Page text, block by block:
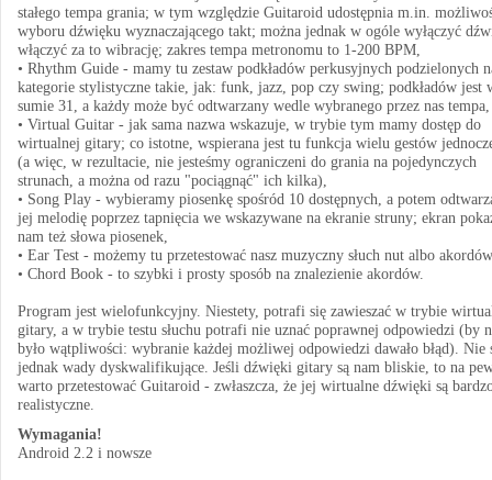
stałego tempa grania; w tym względzie Guitaroid udostępnia m.in.
wyboru dźwięku wyznaczającego takt; można jednak w ogóle wyłączyć
włączyć za to wibrację; zakres tempa metronomu to 1-200 BPM,
• Rhythm Guide - mamy tu zestaw podkładów perkusyjnych podzielonych
kategorie stylistyczne takie, jak: funk, jazz, pop czy swing; podkładów jest
sumie 31, a każdy może być odtwarzany wedle wybranego przez nas tempa,
• Virtual Guitar - jak sama nazwa wskazuje, w trybie tym mamy dostęp do
wirtualnej gitary; co istotne, wspierana jest tu funkcja wielu gestów
(a więc, w rezultacie, nie jesteśmy ograniczeni do grania na pojedynczych
strunach, a można od razu "pociągnąć" ich kilka),
• Song Play - wybieramy piosenkę spośród 10 dostępnych, a potem
jej melodię poprzez tapnięcia we wskazywane na ekranie struny; ekran
nam też słowa piosenek,
• Ear Test - możemy tu przetestować nasz muzyczny słuch nut albo
• Chord Book - to szybki i prosty sposób na znalezienie akordów.
Program jest wielofunkcyjny. Niestety, potrafi się zawieszać w trybie
gitary, a w trybie testu słuchu potrafi nie uznać poprawnej odpowiedzi (by
było wątpliwości: wybranie każdej możliwej odpowiedzi dawało błąd). Nie
jednak wady dyskwalifikujące. Jeśli dźwięki gitary są nam bliskie, to na
warto przetestować Guitaroid - zwłaszcza, że jej wirtualne dźwięki są
realistyczne.
Wymagania!
Android 2.2 i nowsze